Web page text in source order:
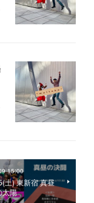
15:00
土) 東新宿 真昼
太陽